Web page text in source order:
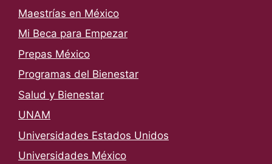
Maestrías en México
Mi Beca para Empezar
Prepas México
Programas del Bienestar
Salud y Bienestar
UNAM
Universidades Estados Unidos
Universidades México